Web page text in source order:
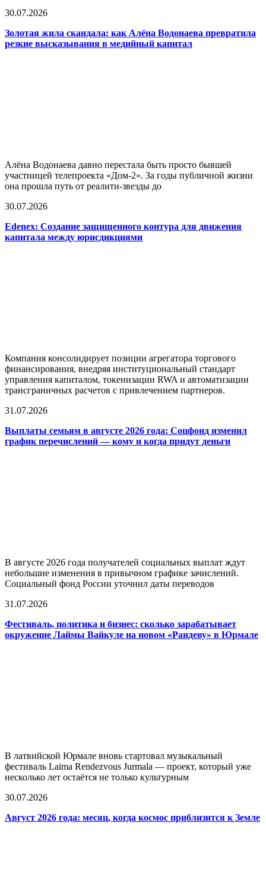
30.07.2026
Золотая жила скандала: как Алёна Водонаева превратила
резкие высказывания в медийный капитал
Алёна Водонаева давно перестала быть просто бывшей
участницей телепроекта «Дом-2». За годы публичной жизни
она прошла путь от реалити-звезды до
30.07.2026
Edenex: Создание защищенного контура для движения
капитала между юрисдикциями
Компания консолидирует позиции агрегатора торгового
финансирования, внедряя институциональный стандарт
управления капиталом, токенизации RWA и автоматизации
трансграничных расчетов с привлечением партнеров.
31.07.2026
Выплаты семьям в августе 2026 года: Соцфонд изменил
график перечислений — кому и когда придут деньги
В августе 2026 года получателей социальных выплат ждут
небольшие изменения в привычном графике зачислений.
Социальный фонд России уточнил даты переводов
31.07.2026
Фестиваль, политика и бизнес: сколько зарабатывает
окружение Лаймы Вайкуле на новом «Рандеву» в Юрмале
В латвийской Юрмале вновь стартовал музыкальный
фестиваль Laima Rendezvous Jurmala — проект, который уже
несколько лет остаётся не только культурным
30.07.2026
Август 2026 года: месяц, когда космос приблизится к Земле